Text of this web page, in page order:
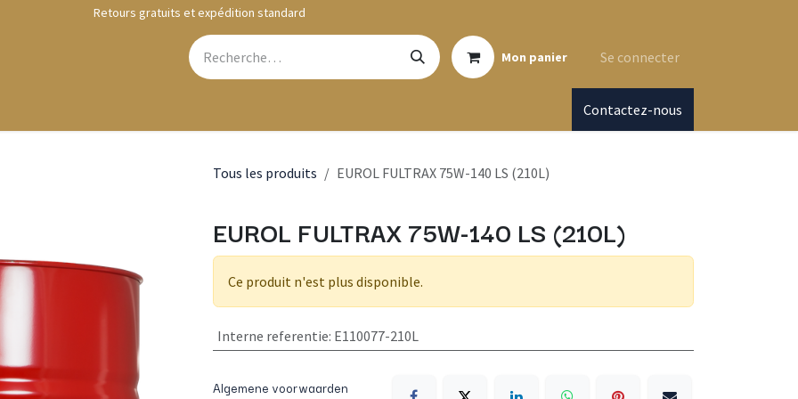
Retours gratuits et expédition standard
Mon panier Se connecter
Contactez-nous
Tous les produits EUROL FULTRAX 75W-140 LS (210L)
EUROL FULTRAX 75W-140 LS (210L)
Ce produit n'est plus disponible.
Interne referentie: E110077-210L
Algemene voorwaarden